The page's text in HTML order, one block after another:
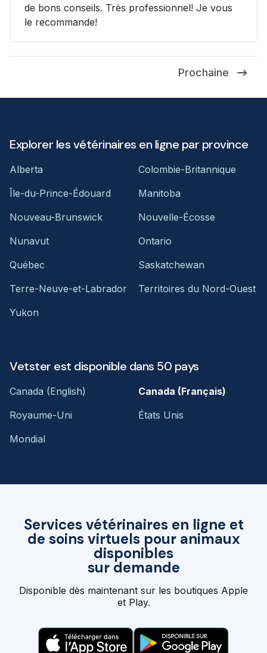
de bons conseils. Très professionnel! Je vous
le recommande!
Prochaine
Services vétérinaires en ligne et
de soins virtuels pour animaux
disponibles
sur demande
Disponible dès maintenant sur les boutiques Apple
et Play.
Explorer les vétérinaires en ligne par province
Alberta
Colombie-Britannique
Île-du-Prince-Édouard
Manitoba
Nouveau-Brunswick
Nouvelle-Écosse
Nunavut
Ontario
Québec
Saskatchewan
Terre-Neuve-et-Labrador
Territoires du Nord-Ouest
Yukon
Vetster est disponible dans 50 pays
Canada (English)
Canada (Français)
Royaume-Uni
États Unis
Mondial